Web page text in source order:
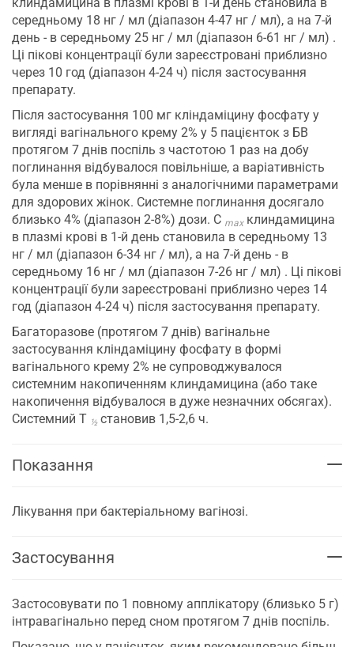
середньому 18 нг / мл (діапазон 4-47 нг / мл), а на 7-й
день - в середньому 25 нг / мл (діапазон 6-61 нг / мл) .
Ці пікові концентрації були зареєстровані приблизно
через 10 год (діапазон 4-24 ч) після застосування
препарату.
Після застосування 100 мг кліндаміцину фосфату у
вигляді вагінального крему 2% у 5 пацієнток з БВ
протягом 7 днів поспіль з частотою 1 раз на добу
поглинання відбувалося повільніше, а варіативність
була менше в порівнянні з аналогічними параметрами
для здорових жінок. Системне поглинання досягало
близько 4% (діапазон 2-8%) дози. C maxклиндамицина
в плазмі крові в 1-й день становила в середньому 13
нг / мл (діапазон 6-34 нг / мл), а на 7-й день - в
середньому 16 нг / мл (діапазон 7-26 нг / мл) . Ці пікові
концентрації були зареєстровані приблизно через 14
год (діапазон 4-24 ч) після застосування препарату.
Багаторазове (протягом 7 днів) вагінальне
застосування кліндаміцину фосфату в формі
вагінального крему 2% не супроводжувалося
системним накопиченням клиндамицина (або таке
накопичення відбувалося в дуже незначних обсягах).
Системний T ½ становив 1,5-2,6 ч.
Показання
Лікування при бактеріальному вагінозі.
Застосування
Застосовувати по 1 повному апплікатору (близько 5 г)
інтравагінально перед сном протягом 7 днів поспіль.